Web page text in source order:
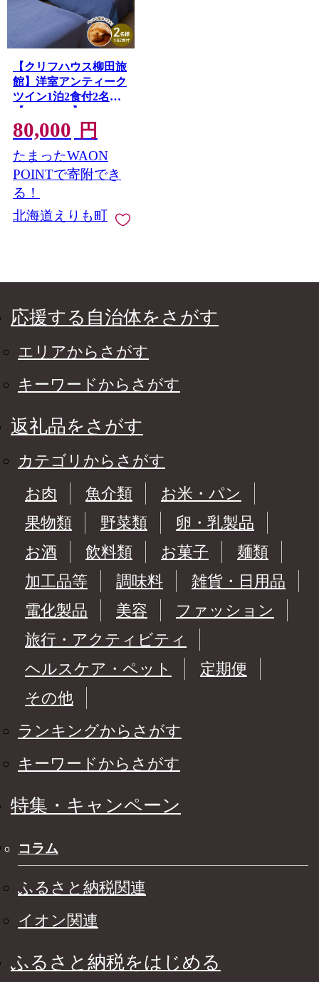
【クリフハウス柳田旅
館】洋室アンティーク
ツイン1泊2食付2名様
【er006-001】
80,000 円
たまったWAON
POINTで寄附でき
る！
北海道えりも町
応援する自治体をさがす
エリアからさがす
キーワードからさがす
返礼品をさがす
カテゴリからさがす
お肉
魚介類
お米・パン
果物類
野菜類
卵・乳製品
お酒
飲料類 お菓子
麺類
加工品等
調味料
雑貨・日用品
電化製品
美容
ファッション
旅行・アクティビティ
ヘルスケア・ペット
定期便
その他
ランキングからさがす
キーワードからさがす
特集・キャンペーン
コラム
ふるさと納税関連
イオン関連
ふるさと納税をはじめる